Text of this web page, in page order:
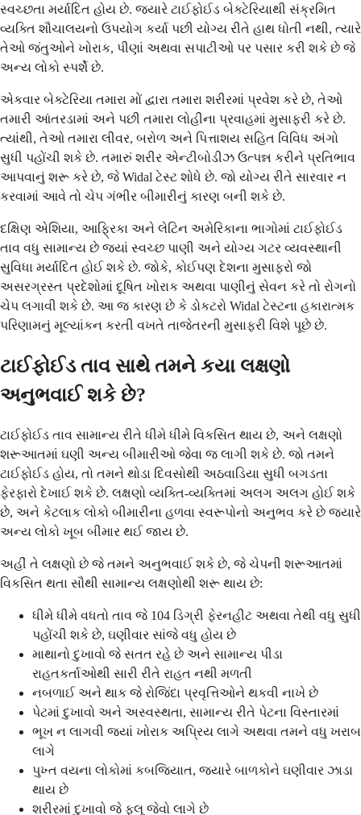
સ્વચ્છતા મર્યાદિત હોય છે. જ્યારે ટાઈફોઈડ બેક્ટેરિયાથી સંક્રમિત
વ્યક્તિ શૌચાલયનો ઉપયોગ કર્યા પછી યોગ્ય રીતે હાથ ધોતી નથી, ત્યારે
તેઓ જંતુઓને ખોરાક, પીણાં અથવા સપાટીઓ પર પસાર કરી શકે છે જે
અન્ય લોકો સ્પર્શે છે.
એકવાર બેક્ટેરિયા તમારા મોં દ્વારા તમારા શરીરમાં પ્રવેશ કરે છે, તેઓ
તમારી આંતરડામાં અને પછી તમારા લોહીના પ્રવાહમાં મુસાફરી કરે છે.
ત્યાંથી, તેઓ તમારા લીવર, બરોળ અને પિત્તાશય સહિત વિવિધ અંગો
સુધી પહોંચી શકે છે. તમારું શરીર એન્ટીબોડીઝ ઉત્પન્ન કરીને પ્રતિભાવ
આપવાનું શરૂ કરે છે, જે Widal ટેસ્ટ શોધે છે. જો યોગ્ય રીતે સારવાર ન
કરવામાં આવે તો ચેપ ગંભીર બીમારીનું કારણ બની શકે છે.
દક્ષિણ એશિયા, આફ્રિકા અને લેટિન અમેરિકાના ભાગોમાં ટાઈફોઈડ
તાવ વધુ સામાન્ય છે જ્યાં સ્વચ્છ પાણી અને યોગ્ય ગટર વ્યવસ્થાની
સુવિધા મર્યાદિત હોઈ શકે છે. જોકે, કોઈપણ દેશના મુસાફરો જો
અસરગ્રસ્ત પ્રદેશોમાં દૂષિત ખોરાક અથવા પાણીનું સેવન કરે તો રોગનો
ચેપ લગાવી શકે છે. આ જ કારણ છે કે ડોકટરો Widal ટેસ્ટના હકારાત્મક
પરિણામનું મૂલ્યાંકન કરતી વખતે તાજેતરની મુસાફરી વિશે પૂછે છે.
ટાઈફોઈડ તાવ સાથે તમને કયા લક્ષણો
અનુભવાઈ શકે છે?
ટાઈફોઈડ તાવ સામાન્ય રીતે ધીમે ધીમે વિકસિત થાય છે, અને લક્ષણો
શરૂઆતમાં ઘણી અન્ય બીમારીઓ જેવા જ લાગી શકે છે. જો તમને
ટાઈફોઈડ હોય, તો તમને થોડા દિવસોથી અઠવાડિયા સુધી બગડતા
ફેરફારો દેખાઈ શકે છે. લક્ષણો વ્યક્તિ-વ્યક્તિમાં અલગ અલગ હોઈ શકે
છે, અને કેટલાક લોકો બીમારીના હળવા સ્વરૂપોનો અનુભવ કરે છે જ્યારે
અન્ય લોકો ખૂબ બીમાર થઈ જાય છે.
અહીં તે લક્ષણો છે જે તમને અનુભવાઈ શકે છે, જે ચેપની શરૂઆતમાં
વિકસિત થતા સૌથી સામાન્ય લક્ષણોથી શરૂ થાય છે:
ધીમે ધીમે વધતો તાવ જે 104 ડિગ્રી ફેરનહીટ અથવા તેથી વધુ સુધી
પહોંચી શકે છે, ઘણીવાર સાંજે વધુ હોય છે
માથાનો દુખાવો જે સતત રહે છે અને સામાન્ય પીડા
રાહતકર્તાઓથી સારી રીતે રાહત નથી મળતી
નબળાઈ અને થાક જે રોજિંદા પ્રવૃત્તિઓને થકવી નાખે છે
પેટમાં દુખાવો અને અસ્વસ્થતા, સામાન્ય રીતે પેટના વિસ્તારમાં
ભૂખ ન લાગવી જ્યાં ખોરાક અપ્રિય લાગે અથવા તમને વધુ ખરાબ
લાગે
પુખ્ત વયના લોકોમાં કબજિયાત, જ્યારે બાળકોને ઘણીવાર ઝાડા
થાય છે
શરીરમાં દુખાવો જે ફ્લૂ જેવો લાગે છે